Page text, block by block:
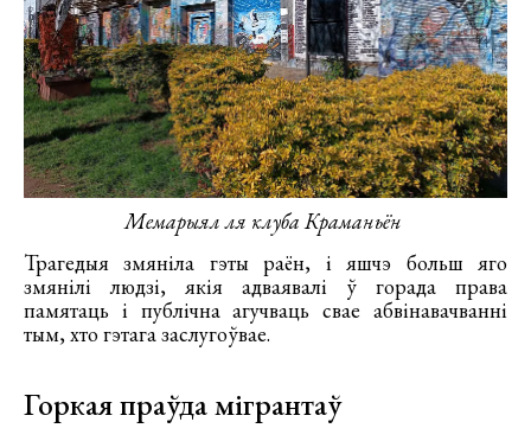
Мемарыял ля клуба Краманьён
Трагедыя змяніла гэты раён, і яшчэ больш яго
змянілі людзі, якія адваявалі ў горада права
памятаць і публічна агучваць свае абвінавачванні
тым, хто гэтага заслугоўвае.
Горкая праўда мігрантаў